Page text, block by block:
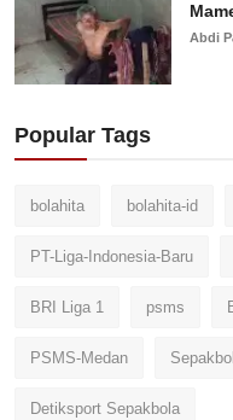
Abdi
Popular Tags
bolahita bolahita-id
PT-Liga-Indonesia-Baru
BRI Liga 1 psms
PSMS-Medan
Detiksport Sepakbola